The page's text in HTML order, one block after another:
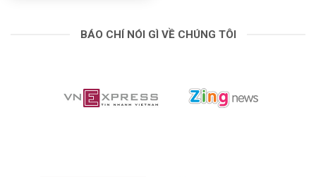
BÁO CHÍ NÓI GÌ VỀ CHÚNG TÔI